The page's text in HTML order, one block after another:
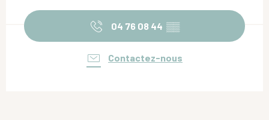
04 76 08 44 ▒▒
Contactez-nous